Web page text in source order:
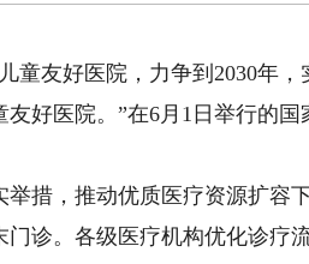
友好医院，力争到2030年，
好医院。”在6月1日举行的
，推动优质医疗资源扩容
诊。各级医疗机构优化诊疗